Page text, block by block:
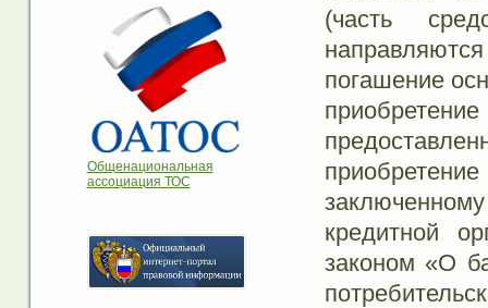
Общенациональная
ассоциация ТОС
(часть
погашение
кредитной
законом «О